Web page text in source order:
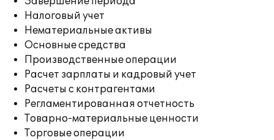
Налоговый учет
Нематериальные активы
Основные средства
Производственные операции
Расчет зарплаты и кадровый учет
Расчеты с контрагентами
Регламентированная отчетность
Товарно-материальные ценности
Торговые операции